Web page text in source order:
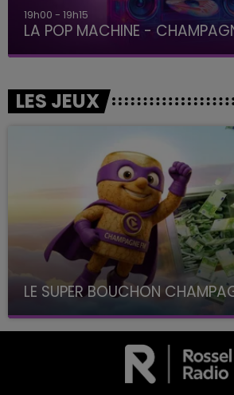
19h00 - 19h15
LA POP MACHINE -
LES JEUX
LE SUPER BOUCHON
avec La Famille Champagne FM,